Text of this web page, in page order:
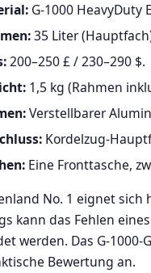
G-1000 HeavyDuty
35 Liter
200–250 £ / 230–290 $.
1,5 kg (Rahmen
Verstellbarer
Kordelzug-
Eine Fronttasche,
No. 1 eignet
kann das Fehlen
werden. Das G-
Bewertung an.